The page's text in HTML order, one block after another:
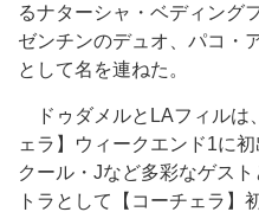
るナターシャ・ベディング
ゼンチンのデュオ、パコ・
として名を連ねた。
ドゥダメルとLAフィルは
ェラ】ウィークエンド1に
クール・Jなど多彩なゲス
トラとして【コーチェラ】